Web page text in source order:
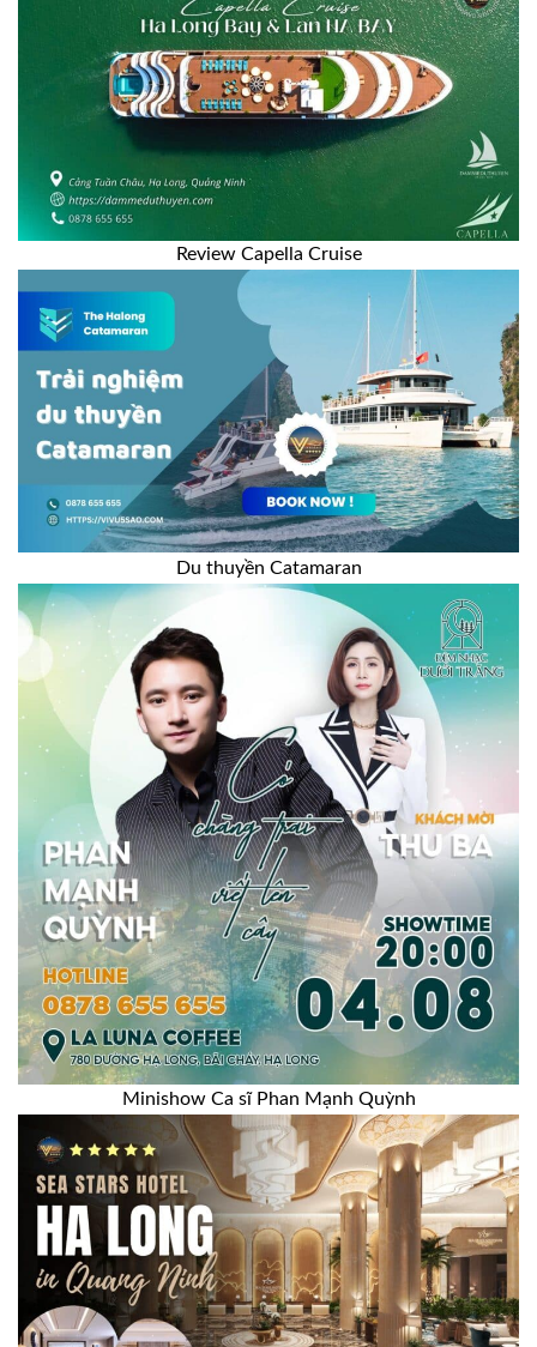
Review Capella Cruise
Du thuyền Catamaran
Minishow Ca sĩ Phan Mạnh Quỳnh